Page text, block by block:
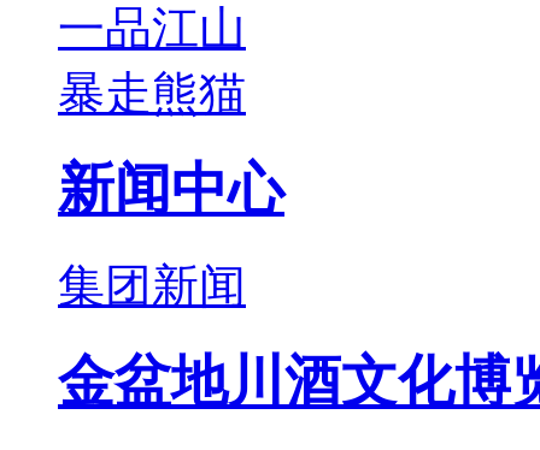
一品江山
暴走熊猫
新闻中心
集团新闻
金盆地川酒文化博